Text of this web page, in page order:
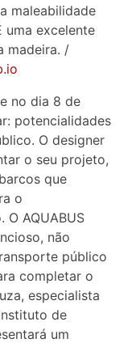
maleabilidade
uma excelente
madeira. /
no dia 8 de
potencialidades
O designer
o seu projeto,
que
o
AQUABUS
não
público
completar o
especialista
de
um